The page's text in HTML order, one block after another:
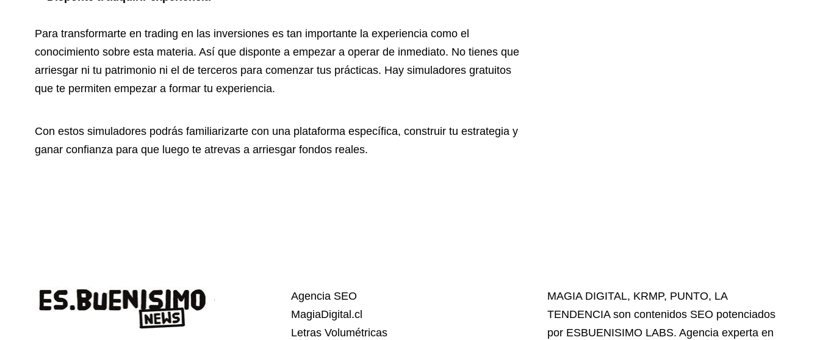
Para transformarte en trading en las inversiones es tan importante la experiencia como el
conocimiento sobre esta materia. Así que disponte a empezar a operar de inmediato. No tienes que
arriesgar ni tu patrimonio ni el de terceros para comenzar tus prácticas. Hay simuladores gratuitos
que te permiten empezar a formar tu experiencia.
Con estos simuladores podrás familiarizarte con una plataforma específica, construir tu estrategia y
ganar confianza para que luego te atrevas a arriesgar fondos reales.
Agencia SEO
MagiaDigital.cl
Letras Volumétricas
MAGIA DIGITAL, KRMP, PUNTO, LA
TENDENCIAson contenidos SEO potenciados
por ESBUENISIMO LABS. Agencia experta en